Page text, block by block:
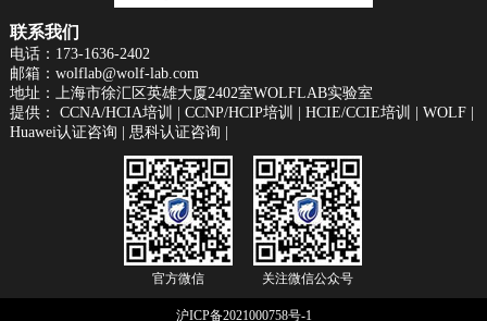
联系我们
电话：173-1636-2402
邮箱：wolflab@wolf-lab.com
地址：上海市徐汇区英雄大厦2402室WOLFLAB实验室
提供： CCNA/HCIA培训 | CCNP/HCIP培训 | HCIE/CCIE培训 | WOLF|
Huawei认证咨询 | 思科认证咨询 |
官方微信 关注微信公众号
沪ICP备2021000758号-1